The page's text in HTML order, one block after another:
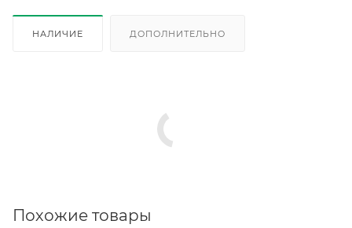
НАЛИЧИЕ ДОПОЛНИТЕЛЬНО
Похожие товары